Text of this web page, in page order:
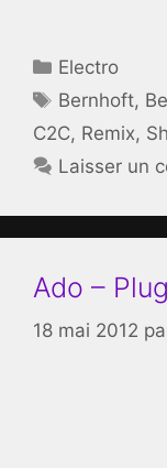
Catégories
Electro
Étiquettes
Bernhoft,
C2C, Remix,
Laisser un
Ado –
18 mai 2012